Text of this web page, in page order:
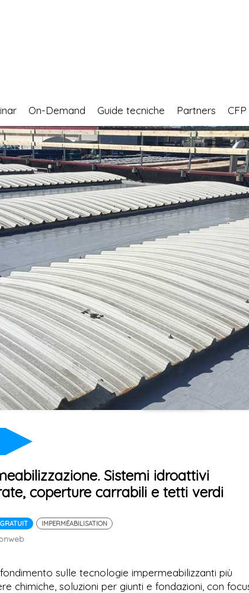
On-Demand Guide tecniche Partners CFP
Sistemi idroattivi
coperture carrabili e tetti verdi
GRATUIT IMPERMÉABILISATION
sulle tecnologie impermeabilizzanti più
chimiche, soluzioni per giunti e fondazioni, con